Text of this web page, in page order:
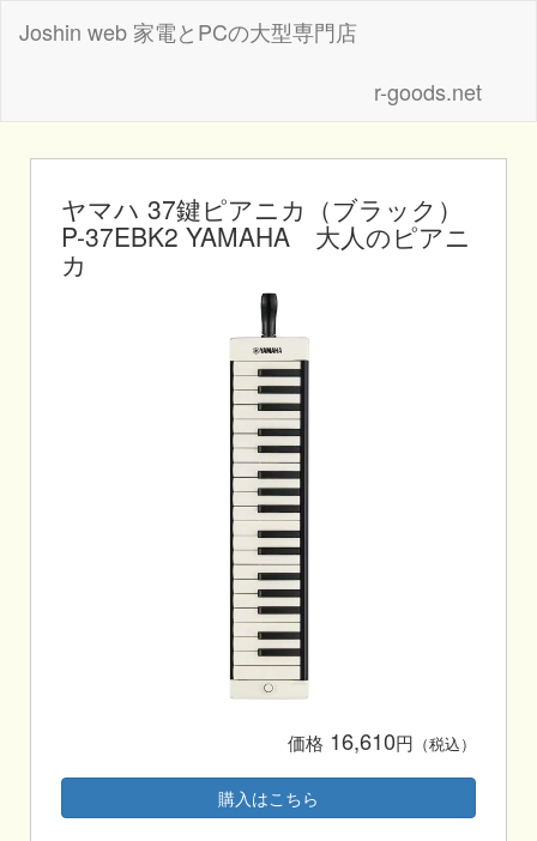
Joshin web 家電とPCの大型専門店
r-goods.net
ヤマハ 37鍵ピアニカ（ブラック）
P-37EBK2 YAMAHA 大人のピアニ
カ
価格 16,610円 （税込）
購入はこちら